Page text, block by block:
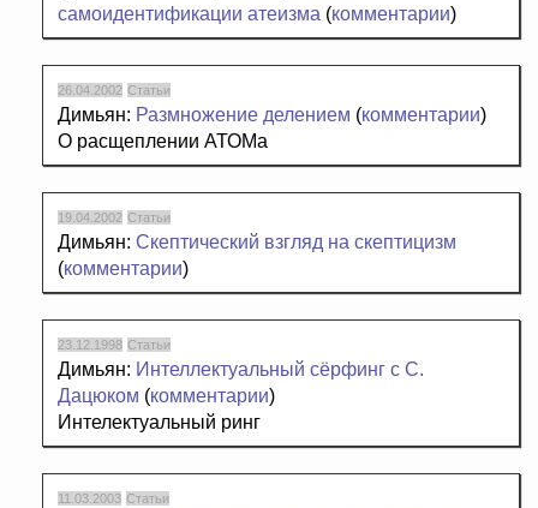
самоидентификации атеизма (комментарии)
26.04.2002 Статьи
Димьян: Размножение делением (комментарии)
О расщеплении АТОМа
19.04.2002 Статьи
Димьян: Скептический взгляд на скептицизм
(комментарии)
23.12.1998 Статьи
Димьян: Интеллектуальный сёрфинг с С.
Дацюком (комментарии)
Интелектуальный ринг
11.03.2003 Статьи